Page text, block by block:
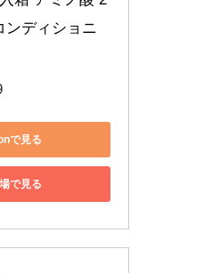
ンディショニ
で見る
で見る